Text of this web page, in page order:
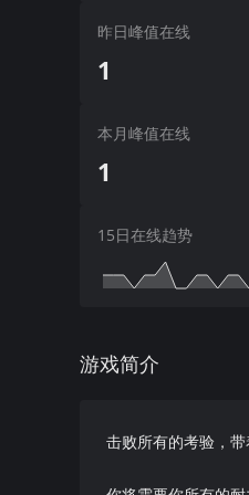
昨日峰值在线
1
本月峰值在线
1
15日在线趋势
游戏简介
击败所有的考验，